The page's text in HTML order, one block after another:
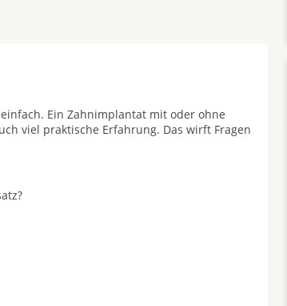
Ein Zahnimplantat mit oder ohne
viel praktische Erfahrung. Das wirft Fragen